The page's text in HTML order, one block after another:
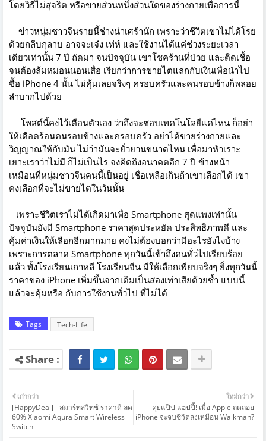
โดยวิธีไม่สุจริต หรือขายส่วนหนึ่งส่วนใดของร่างกายเพื่อการนี้
ข่าวหนุ่มชาวจีนรายนี้ช่างน่าเศร้านัก เพราะว่าชีวิตเขาไม่ได้โรย
ด้วยกลีบกุลาบ อาจจะเจ๋ง เท่ห์ และใช้งานได้แค่ช่วงระยะเวลา
เดียวเท่านั้น 7 ปี ถัดมา จนปัจจุบัน เขาโชคร้านที่ป่วย และติดเชื้อ
จนต้องล้มหมอนนอนเสื่อ เรียกว่าการขายไตแลกกับเงินเพื่อนำไป
ซื้อ iPhone 4 นั้น ไม่คุ้มเลยจริงๆ ครอบครัวและคนรอบข้างก็พลอย
ลำบากไปด้วย
โพสต์นี้คงไว้เตือนตัวเอง ว่าถึงจะชอบเทคโนโลยีแค่ไหน ก็อย่า
ให้เดือดร้อนคนรอบข้างและครอบครัว อย่าได้ขายร่างกายและ
วิญญาณให้กับมัน ไม่ว่ามันจะยั่วยวนขนาดไหน เพื่อมาหัวเราะ
เยาะเราว่าไม่มี ก็ไม่เป็นไร จงคิดถึงอนาคตอีก 7 ปี ข้างหน้า
เหมือนที่หนุ่มชาวจีนคนนี้เป็นอยู่ เชื่อเหลือเกินถ้าเขาเลือกได้ เขา
คงเลือกที่จะไม่ขายไตในวันนั้น
เพราะชีวิตเราไม่ได้เกิดมาเพื่อ Smartphone สุดแพงเท่านั้น
ปัจจุบันยังมี Smartphone ราคาสุดประหยัด ประสิทธิภาพดี และ
คุ้มค่าเงินให้เลือกอีกมากมาย คงไม่ต้องบอกว่ามีอะไรยังไงบ้าง
เพราะการตลาด Smartphone ทุกวันนี้เข้าถึงคนทั่วไปเรียบร้อย
แล้ว ทั้งโรงเรียนเกาหลี โรงเรียนจีน มีให้เลือกเพียบจริงๆ ยิ่งทุกวันนี้
ราคาของ iPhone เพิ่มขึ้นจากเดิมเป็นสองเท่าเสียด้วยซ้ำ แบบนี้
แล้วจะคุ้มหรือ กับการใช้งานทั่วไป ที่ไม่ได้
Tags Tech-Life
ใหม่กว่า
คุยแป๊ป แฮปปี้! เมื่อ Apple ถดถอย
iPhone จะจบชีวิตลงเหมือน Walkman?
เก่ากว่า
[HappyDeal] - สมาร์ทสวิทช์ ราคาดี ลด
60% Xiaomi Aqura Smart Wireless
Switch